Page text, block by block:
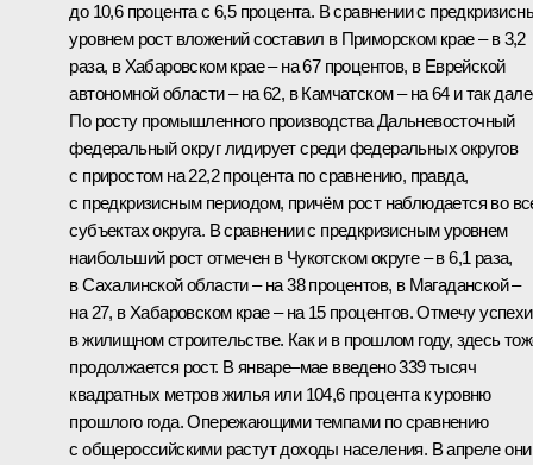
до 10,6 процента с 6,5 процента. В сравнении с
уровнем рост вложений составил в Приморском крае – в 3,2
раза, в Хабаровском крае – на 67 процентов, в Еврейской
автономной области – на 62, в Камчатском – на 64 и так
По росту промышленного производства Дальневосточный
федеральный округ лидирует среди федеральных округов
с приростом на 22,2 процента по сравнению, правда,
с предкризисным периодом, причём рост наблюдается во
субъектах округа. В сравнении с предкризисным уровнем
наибольший рост отмечен в Чукотском округе – в 6,1 раза,
в Сахалинской области – на 38 процентов, в Магаданской –
на 27, в Хабаровском крае – на 15 процентов. Отмечу успехи
в жилищном строительстве. Как и в прошлом году, здесь
продолжается рост. В январе–мае введено 339 тысяч
квадратных метров жилья или 104,6 процента к уровню
прошлого года. Опережающими темпами по сравнению
с общероссийскими растут доходы населения. В апреле они